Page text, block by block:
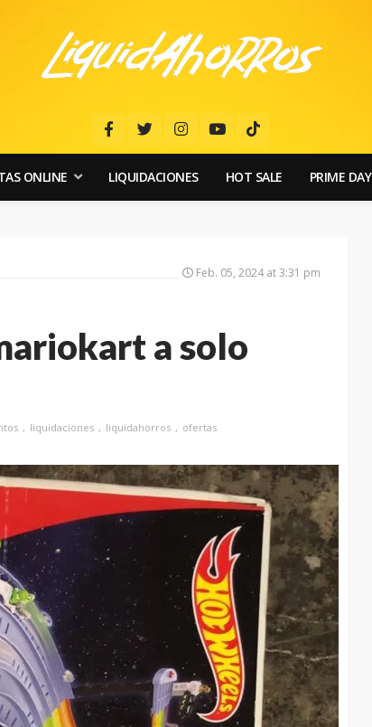
ONLINE LIQUIDACIONES HOT SALE PRIME DAY
Feb. 05, 2024 at 3:31 pm
a solo
liquidaciones liquidahorros ofertas